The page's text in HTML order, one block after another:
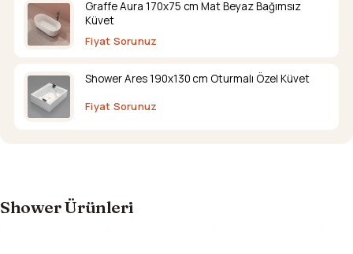
Graffe Aura 170x75 cm Mat Beyaz Bağımsız
Küvet
Fiyat Sorunuz
Shower Ares 190x130 cm Oturmalı Özel Küvet
Fiyat Sorunuz
Shower Ürünleri